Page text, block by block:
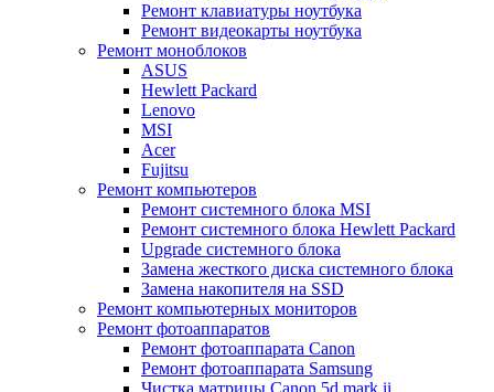
Ремонт клавиатуры ноутбука
Ремонт видеокарты ноутбука
Ремонт моноблоков
ASUS
Hewlett Packard
Lenovo
MSI
Acer
Fujitsu
Ремонт компьютеров
Ремонт системного блока MSI
Ремонт системного блока Hewlett Packard
Upgrade системного блока
Замена жесткого диска системного блока
Замена накопителя на SSD
Ремонт компьютерных мониторов
Ремонт фотоаппаратов
Ремонт фотоаппарата Canon
Ремонт фотоаппарата Samsung
Чистка матрицы Canon 5d mark ii